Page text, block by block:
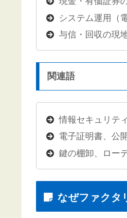
システム運用（
与信・回収の現
関連語
情報セキュリテ
電子証明書、公
鍵の棚卸、ロー
なぜファクタ